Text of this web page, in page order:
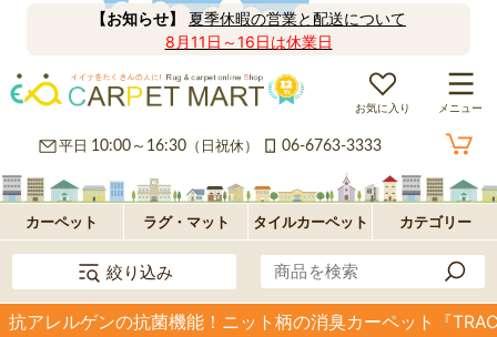
【お知らせ】
夏季休暇の営業と配送について
8月11日～16日は休業日
お気に入り メニュー
平日 10:00～16:30 （日祝休） 06-6763-3333
カーペット ラグ・マット タイルカーペット カテゴリー
ペ
ッ
ト・
グ
フ
ロ
ア・
パ
ネ
オ
絞り込み
抗アレルゲンの抗菌機能！ニット柄の消臭カーペット『